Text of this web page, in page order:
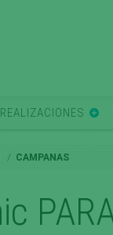
REALIZACIONES
CAMPANAS